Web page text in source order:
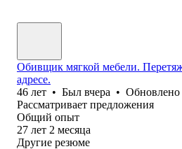
Обивщик мягкой мебели.
адресе.
46 лет • Был вчера • Обновлено
Рассматривает предложения
Общий опыт
27 лет 2 месяца
Другие резюме